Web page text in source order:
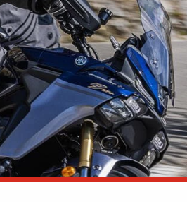
35kW
A
Tenere
700
Raid
A1
WR125R